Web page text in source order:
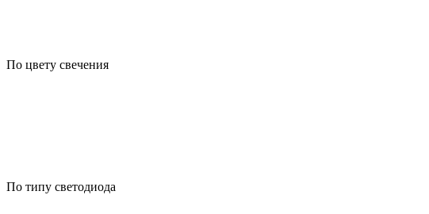
По цвету свечения
По типу светодиода